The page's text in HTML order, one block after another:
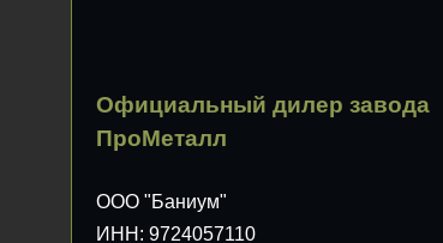
Официальный дилер завода
ПроМеталл
ООО "Баниум"
ИНН: 9724057110